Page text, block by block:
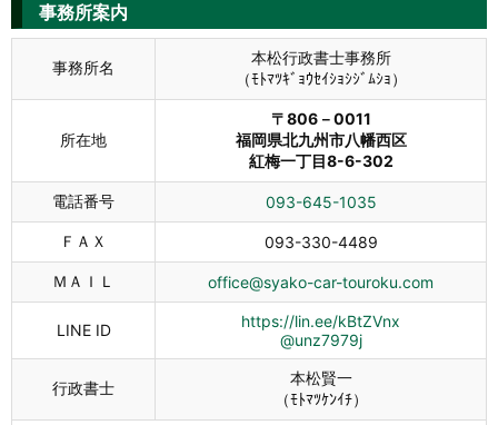
事務所案内
事務所名
本松行政書士事務所
（ﾓﾄﾏﾂｷﾞｮｳｾｲｼｮｼｼﾞﾑｼｮ）
所在地
〒806－0011
福岡県北九州市八幡西区
紅梅一丁目8-6-302
電話番号 093-645-1035
ＦＡＸ 093-330-4489
ＭＡＩＬ office@syako-car-touroku.com
LINE ID
https://lin.ee/kBtZVnx
@unz7979j
行政書士
本松賢一
（ﾓﾄﾏﾂｹﾝｲﾁ）